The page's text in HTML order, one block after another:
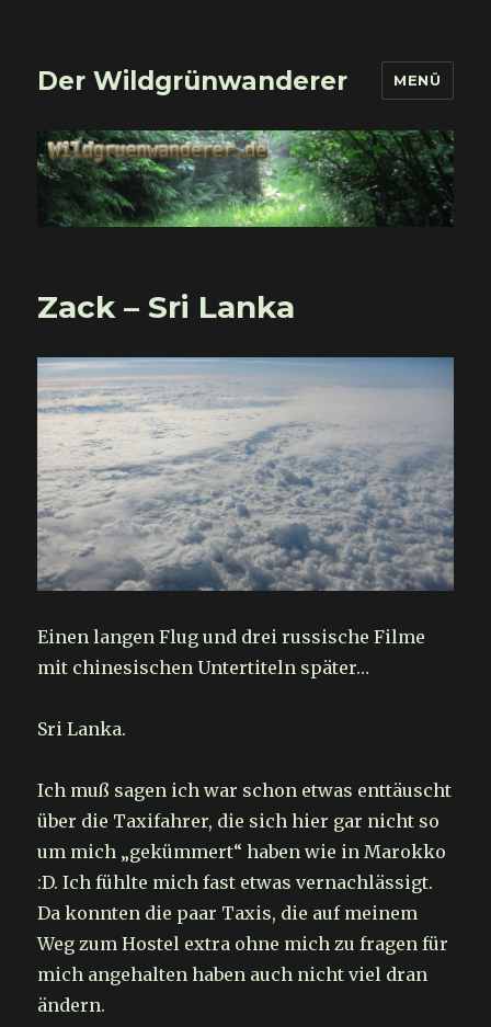
Der Wildgrünwanderer MENÜ
Zack – Sri Lanka
Einen langen Flug und drei russische Filme
mit chinesischen Untertiteln später…
Sri Lanka.
Ich muß sagen ich war schon etwas enttäuscht
über die Taxifahrer, die sich hier gar nicht so
um mich „gekümmert“ haben wie in Marokko
:D. Ich fühlte mich fast etwas vernachlässigt.
Da konnten die paar Taxis, die auf meinem
Weg zum Hostel extra ohne mich zu fragen für
mich angehalten haben auch nicht viel dran
ändern.